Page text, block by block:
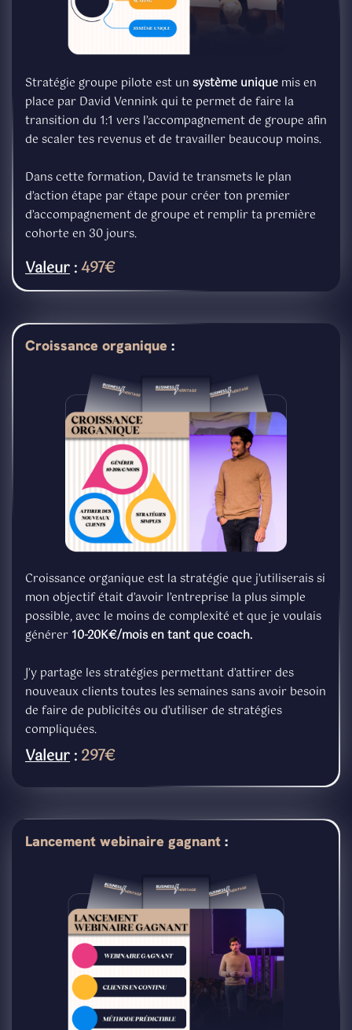
Stratégie groupe pilote est un système unique mis en
place par David Vennink qui te permet de faire la
transition du 1:1 vers l’accompagnement de groupe afin
de scaler tes revenus et de travailler beaucoup moins.
Dans cette formation, David te transmets le plan
d’action étape par étape pour créer ton premier
d’accompagnement de groupe et remplir ta première
cohorte en 30 jours.
Valeur :497€
Croissance organique :
Croissance organique est la stratégie que j’utiliserais si
mon objectif était d’avoir l’entreprise la plus simple
possible, avec le moins de complexité et que je voulais
générer 10-20K€/mois en tant que coach.
J’y partage les stratégies permettant d’attirer des
nouveaux clients toutes les semaines sans avoir besoin
de faire de publicités ou d’utiliser de stratégies
compliquées.
Valeur : 297€
Lancement webinaire gagnant :